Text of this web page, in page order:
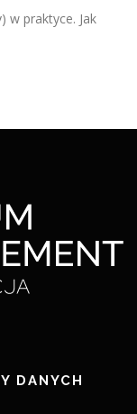
w praktyce. Jak
DANYCH